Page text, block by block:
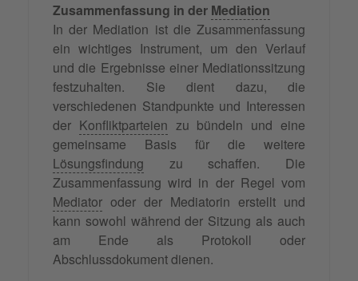
Zusammenfassung in der Mediation
In der Mediation ist die Zusammenfassung
ein wichtiges Instrument, um den Verlauf
und die Ergebnisse einer Mediationssitzung
festzuhalten. Sie dient dazu, die
verschiedenen Standpunkte und Interessen
der Konfliktparteien zu bündeln und eine
gemeinsame Basis für die weitere
Lösungsfindung zu schaffen. Die
Zusammenfassung wird in der Regel vom
Mediator oder der Mediatorin erstellt und
kann sowohl während der Sitzung als auch
am Ende als Protokoll oder
Abschlussdokument dienen.